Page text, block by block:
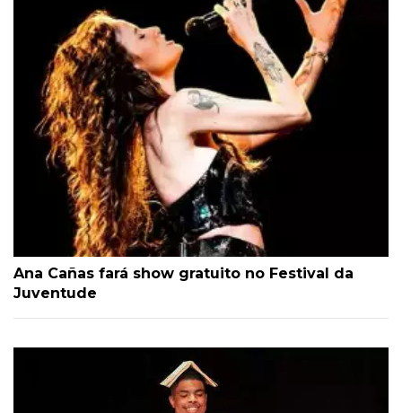
Ana Cañas fará show gratuito no Festival da
Juventude